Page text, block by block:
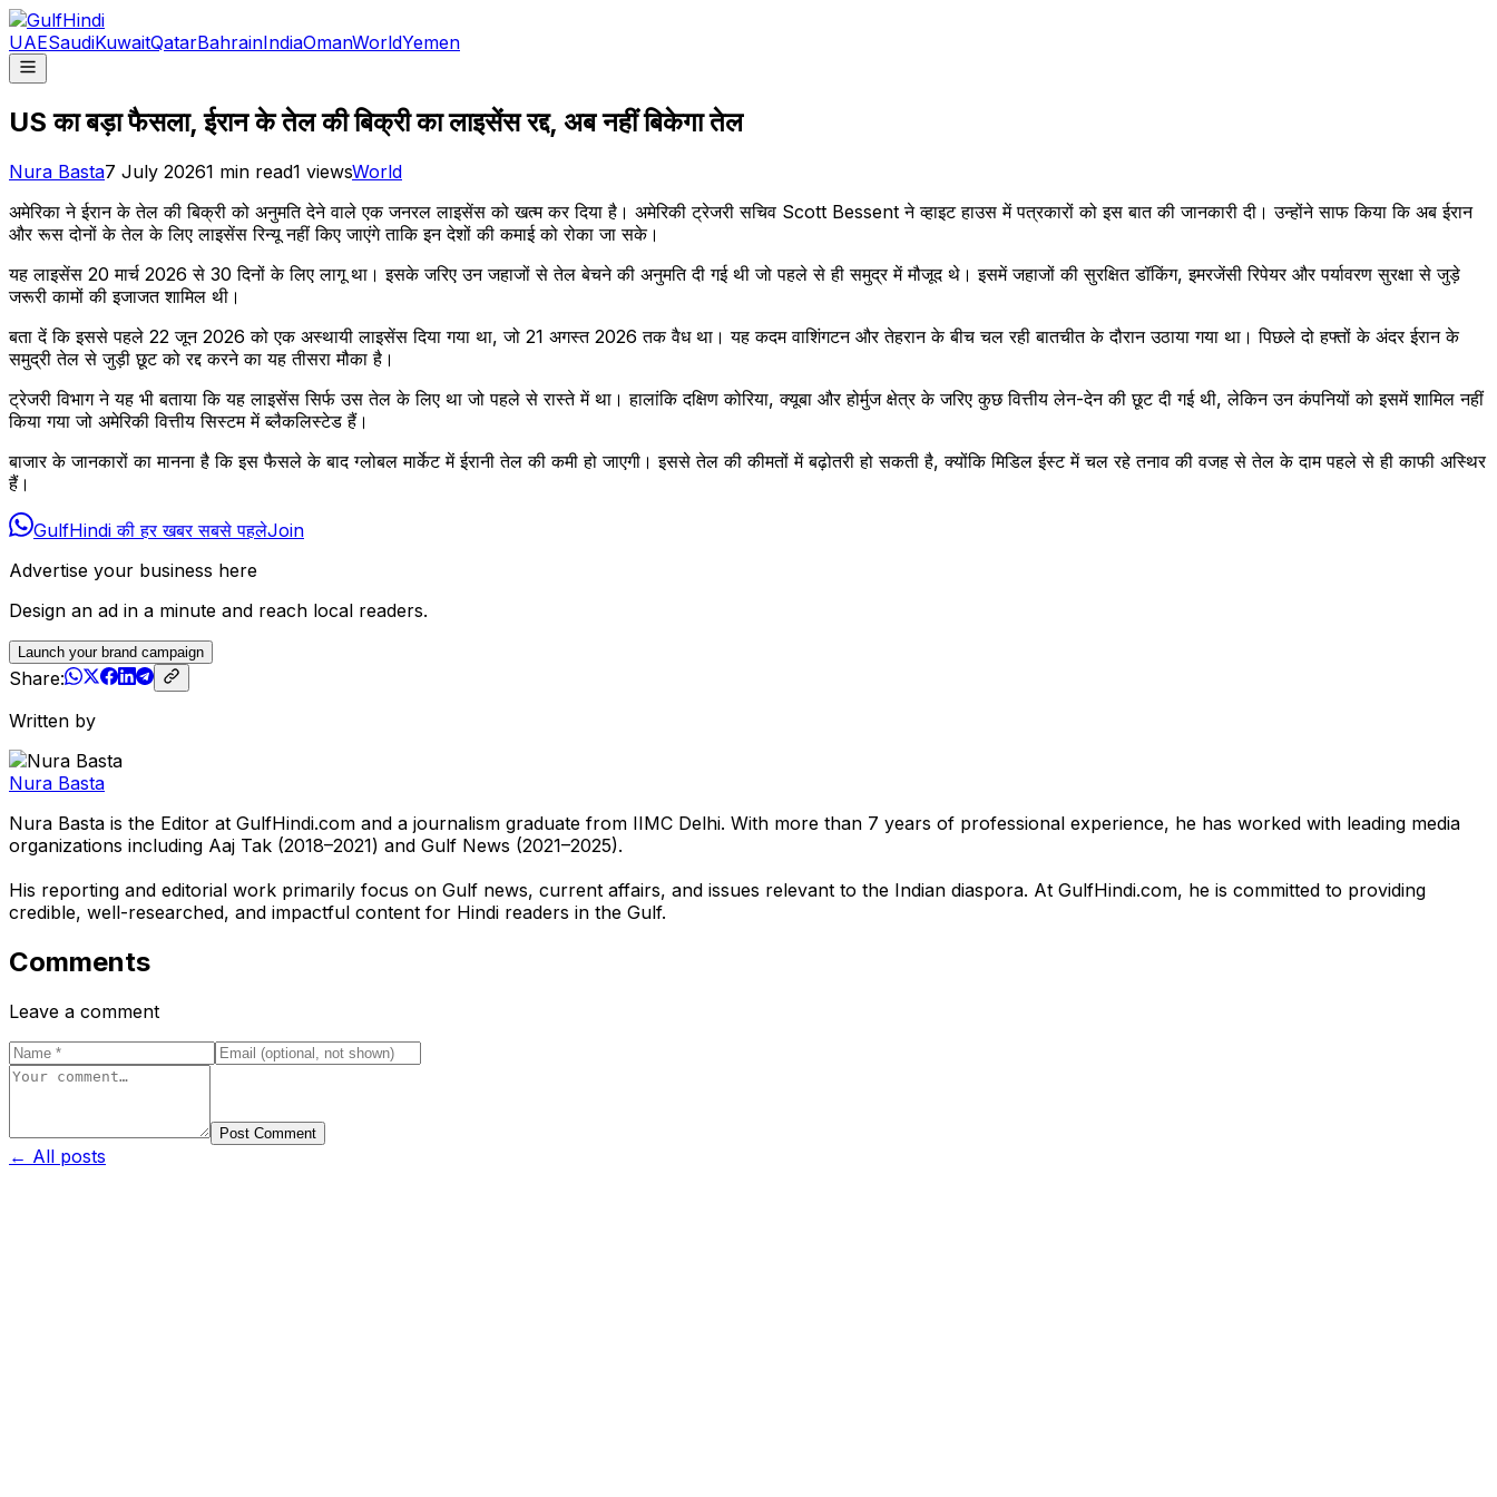
UAESaudiKuwaitQatarBahrainIndiaOmanWorldYemen
US का बड़ा फैसला, ईरान के तेल की बिक्री का लाइसेंस रद्द, अब नहीं बिकेगा तेल
Nura Basta7 July 20261 min read1 viewsWorld
अमेरिका ने ईरान के तेल की बिक्री को अनुमति देने वाले एक जनरल लाइसेंस को खत्म कर दिया है। अमेरिकी ट्रेजरी सचिव Scott Bessent ने व्हाइट हाउस में पत्रकारों को इस बात की जानकारी दी। उन्होंने साफ किया कि अब ईरान
और रूस दोनों के तेल के लिए लाइसेंस रिन्यू नहीं किए जाएंगे ताकि इन देशों की कमाई को रोका जा सके।
यह लाइसेंस 20 मार्च 2026 से 30 दिनों के लिए लागू था। इसके जरिए उन जहाजों से तेल बेचने की अनुमति दी गई थी जो पहले से ही समुद्र में मौजूद थे। इसमें जहाजों की सुरक्षित डॉकिंग, इमरजेंसी रिपेयर और पर्यावरण सुरक्षा से जुड़े
जरूरी कामों की इजाजत शामिल थी।
बता दें कि इससे पहले 22 जून 2026 को एक अस्थायी लाइसेंस दिया गया था, जो 21 अगस्त 2026 तक वैध था। यह कदम वाशिंगटन और तेहरान के बीच चल रही बातचीत के दौरान उठाया गया था। पिछले दो हफ्तों के अंदर ईरान के
समुद्री तेल से जुड़ी छूट को रद्द करने का यह तीसरा मौका है।
ट्रेजरी विभाग ने यह भी बताया कि यह लाइसेंस सिर्फ उस तेल के लिए था जो पहले से रास्ते में था। हालांकि दक्षिण कोरिया, क्यूबा और होर्मुज क्षेत्र के जरिए कुछ वित्तीय लेन-देन की छूट दी गई थी, लेकिन उन कंपनियों को इसमें शामिल नहीं
किया गया जो अमेरिकी वित्तीय सिस्टम में ब्लैकलिस्टेड हैं।
बाजार के जानकारों का मानना है कि इस फैसले के बाद ग्लोबल मार्केट में ईरानी तेल की कमी हो जाएगी। इससे तेल की कीमतों में बढ़ोतरी हो सकती है, क्योंकि मिडिल ईस्ट में चल रहे तनाव की वजह से तेल के दाम पहले से ही काफी अस्थिर
हैं।
GulfHindi की हर खबर सबसे पहलेJoin
Advertise your business here
Design an ad in a minute and reach local readers.
Launch your brand campaign
Share:
Written by
Nura Basta
Nura Basta is the Editor at GulfHindi.com and a journalism graduate from IIMC Delhi. With more than 7 years of professional experience, he has worked with leading media
organizations including Aaj Tak (2018–2021) and Gulf News (2021–2025).
His reporting and editorial work primarily focus on Gulf news, current affairs, and issues relevant to the Indian diaspora. At GulfHindi.com, he is committed to providing
credible, well-researched, and impactful content for Hindi readers in the Gulf.
Comments
Leave a comment
Post Comment
← All posts